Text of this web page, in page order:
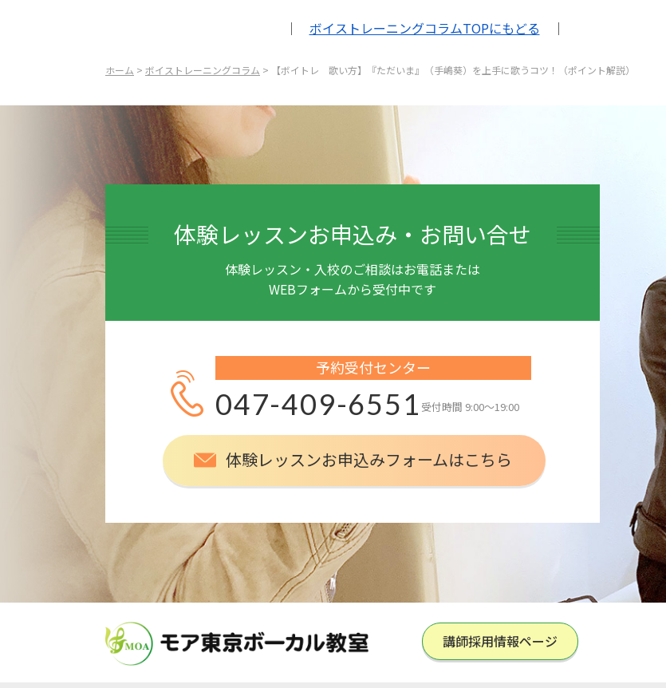
｜ ボイストレーニングコラムTOPにもどる ｜
ホーム > ボイストレーニングコラム > 【ボイトレ 歌い方】『ただいま』（手嶋葵）を上手に歌うコツ！（ポイント解説）
体験レッスンお申込み・お問い合せ
体験レッスン・入校のご相談はお電話または
WEBフォームから受付中です
予約受付センター
047-409-6551 受付時間 9:00～19:00
体験レッスンお申込みフォームはこちら
講師採用情報ページ